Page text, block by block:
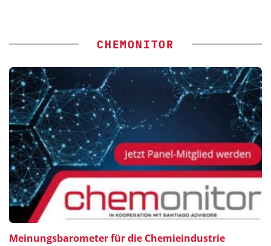
CHEMONITOR
Meinungsbarometer für die Chemieindustrie